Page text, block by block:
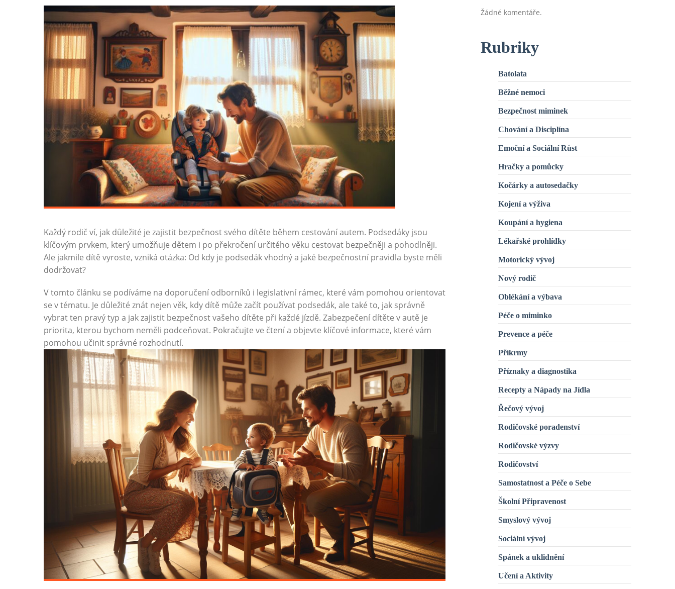
Každý rodič ví, jak důležité je zajistit bezpečnost svého dítěte během cestování autem. Podsedáky jsou
klíčovým prvkem, který umožňuje dětem i po překročení určitého věku cestovat bezpečněji a pohodlněji.
Ale jakmile dítě vyroste, vzniká otázka: Od kdy je podsedák vhodný a jaké bezpečnostní pravidla byste měli
dodržovat?
V tomto článku se podíváme na doporučení odborníků i legislativní rámec, které vám pomohou orientovat
se v tématu. Je důležité znát nejen věk, kdy dítě může začít používat podsedák, ale také to, jak správně
vybrat ten pravý typ a jak zajistit bezpečnost vašeho dítěte při každé jízdě. Zabezpečení dítěte v autě je
priorita, kterou bychom neměli podceňovat. Pokračujte ve čtení a objevte klíčové informace, které vám
pomohou učinit správné rozhodnutí.
Žádné komentáře.
Rubriky
Batolata
Běžné nemoci
Bezpečnost miminek
Chování a Disciplína
Emoční a Sociální Růst
Hračky a pomůcky
Kočárky a autosedačky
Kojení a výživa
Koupání a hygiena
Lékařské prohlídky
Motorický vývoj
Nový rodič
Oblékání a výbava
Péče o miminko
Prevence a péče
Příkrmy
Příznaky a diagnostika
Recepty a Nápady na Jídla
Řečový vývoj
Rodičovské poradenství
Rodičovské výzvy
Rodičovství
Samostatnost a Péče o Sebe
Školní Připravenost
Smyslový vývoj
Sociální vývoj
Spánek a uklidnění
Učení a Aktivity